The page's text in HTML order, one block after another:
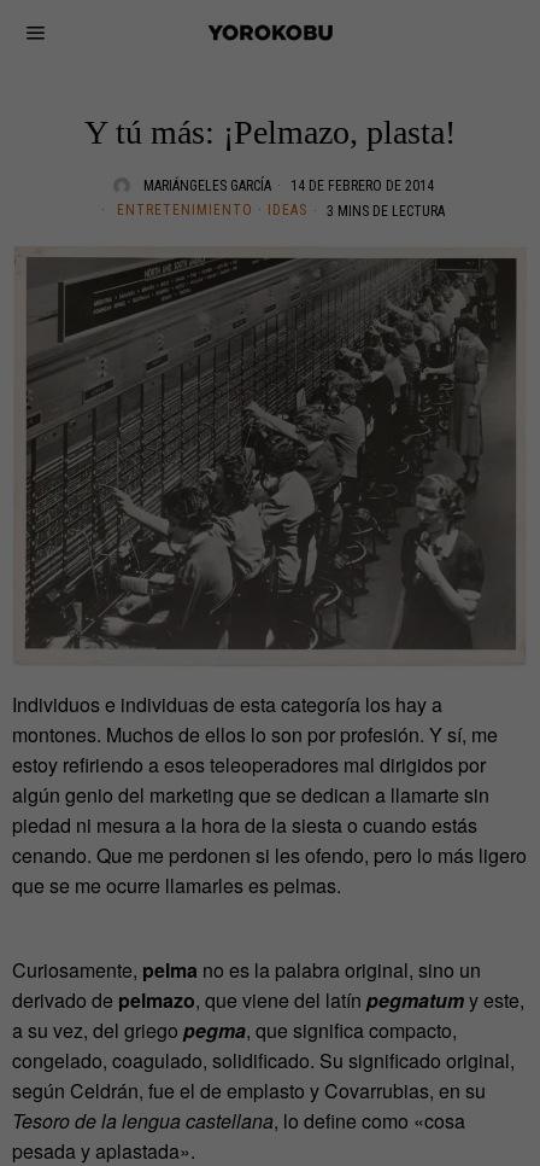
Y tú más: ¡Pelmazo, plasta!
MARIÁNGELES GARCÍA
14 DE FEBRERO DE 2014
ENTRETENIMIENTO · IDEAS 3 MINS DE LECTURA
Individuos e individuas de esta categoría los hay a
montones. Muchos de ellos lo son por profesión. Y sí, me
estoy refiriendo a esos teleoperadores mal dirigidos por
algún genio del marketing que se dedican a llamarte sin
piedad ni mesura a la hora de la siesta o cuando estás
cenando. Que me perdonen si les ofendo, pero lo más ligero
que se me ocurre llamarles es pelmas.
Curiosamente, pelma no es la palabra original, sino un
derivado de pelmazo, que viene del latín pegmatumy este,
a su vez, del griego pegma, que significa compacto,
congelado, coagulado, solidificado. Su significado original,
según Celdrán, fue el de emplasto y Covarrubias, en su
Tesoro de la lengua castellana, lo define como «cosa
pesada y aplastada».